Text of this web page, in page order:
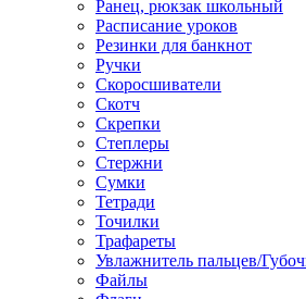
Ранец, рюкзак школьный
Расписание уроков
Резинки для банкнот
Ручки
Скоросшиватели
Скотч
Скрепки
Степлеры
Стержни
Сумки
Тетради
Точилки
Трафареты
Увлажнитель пальцев/
Файлы